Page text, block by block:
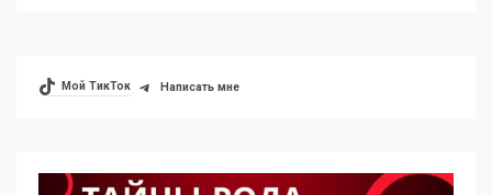
Мой ТикТок Написать мне